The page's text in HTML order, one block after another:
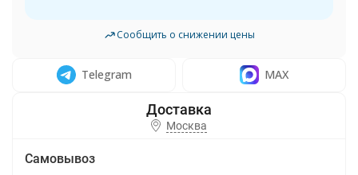
Сообщить о снижении цены
Telegram MAX
Москва
Самовывоз